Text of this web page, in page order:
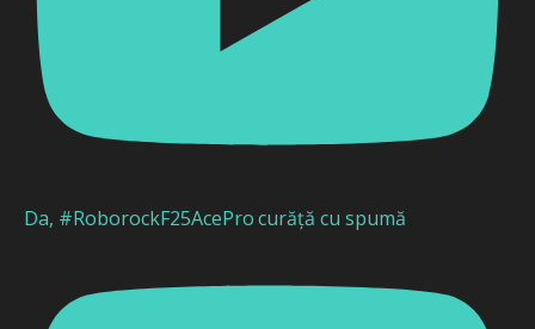
Da, #RoborockF25AcePro curăță cu spumă